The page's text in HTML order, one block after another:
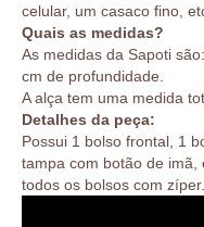
celular, um casaco fino,
Quais as medidas?
As medidas da Sapoti
cm de profundidade.
A alça tem uma medida
Detalhes da peça:
Possui 1 bolso frontal, 1
tampa com botão de imã,
todos os bolsos com zíper.